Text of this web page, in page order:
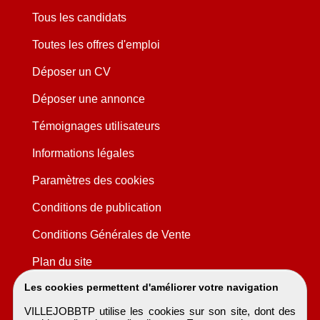
Les cookies permettent d'améliorer votre navigation
VILLEJOBBTP utilise les cookies sur son site, dont des
Tous les candidats
Toutes les offres d'emploi
Déposer un CV
Déposer une annonce
Témoignages utilisateurs
Informations légales
Paramètres des cookies
Conditions de publication
Conditions Générales de Vente
Plan du site